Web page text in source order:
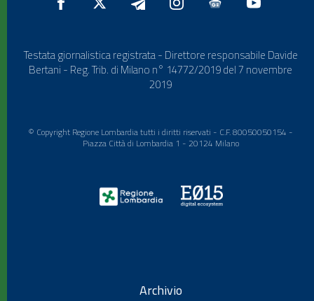
Testata giornalistica registrata - Direttore responsabile Davide
Bertani - Reg. Trib. di Milano n° 14772/2019 del 7 novembre
2019
© Copyright Regione Lombardia tutti i diritti riservati - C.F. 80050050154 -
Piazza Città di Lombardia 1 - 20124 Milano
Archivio